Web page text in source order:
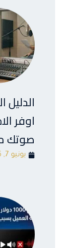
الدليل
اوفر
صوتك
يونيو 7, 2026